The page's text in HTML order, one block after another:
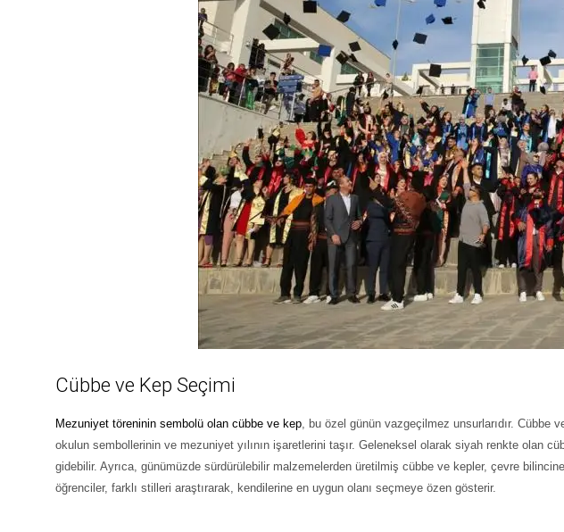
Cübbe ve Kep Seçimi
Mezuniyet töreninin sembolü olan cübbe ve kep, bu özel günün vazgeçilmez unsurlarıdır. Cübbe
okulun sembollerinin ve mezuniyet yılının işaretlerini taşır. Geleneksel olarak siyah renkte olan
gidebilir. Ayrıca, günümüzde sürdürülebilir malzemelerden üretilmiş cübbe ve kepler, çevre
öğrenciler, farklı stilleri araştırarak, kendilerine en uygun olanı seçmeye özen gösterir.